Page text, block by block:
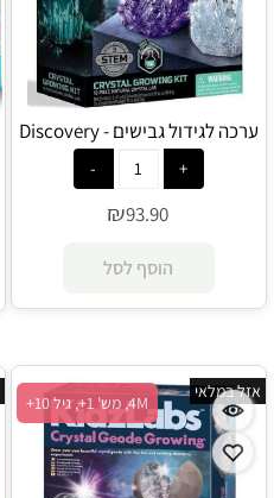
ערכה לגידול גבישים - Discovery
₪93.90
הוסף לסל
4M, מש' 1+, גיל 10+
אזל במלאי